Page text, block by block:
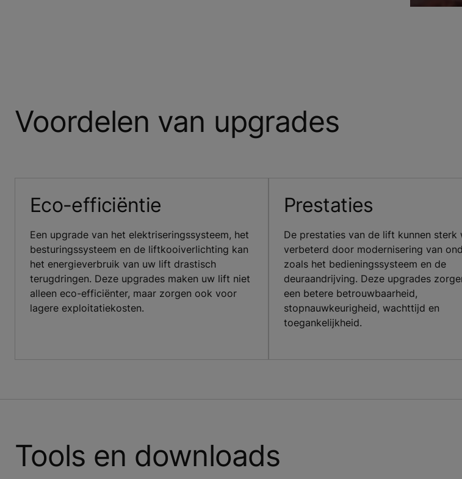
Voordelen van upgrades
Eco-efficiëntie
Een upgrade van het elektriseringssysteem, het
besturingssysteem en de liftkooiverlichting kan
het energieverbruik van uw lift drastisch
terugdringen. Deze upgrades maken uw lift niet
alleen eco-efficiënter, maar zorgen ook voor
lagere exploitatiekosten.
Prestaties
De prestaties van de lift kunnen sterk
verbeterd door modernisering van
zoals het bedieningssysteem en de
deuraandrijving. Deze upgrades
een betere betrouwbaarheid,
stopnauwkeurigheid, wachttijd en
toegankelijkheid.
Tools en downloads